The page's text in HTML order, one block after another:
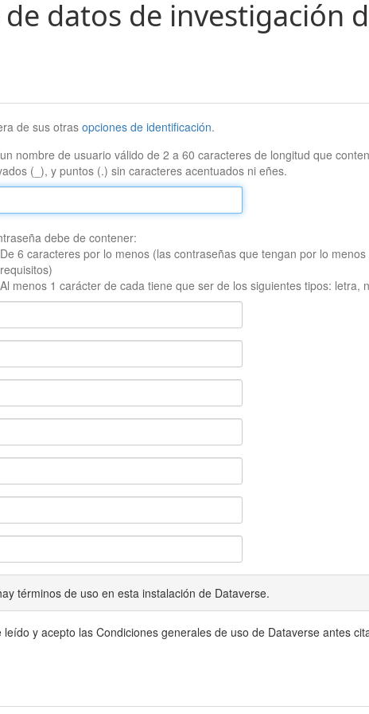
datos de investigación
de sus otrasopciones de identificación.
nombre de usuario válido de 2 a 60 caracteres de longitud que
(_), y puntos (.) sin caracteres acentuados ni eñes.
debe de contener:
De 6 caracteres por lo menos (las contraseñas que tengan por lo
requisitos)
Al menos 1 carácter de cada tiene que ser de los siguientes tipos: letra,
términos de uso en esta instalación de Dataverse.
leído y acepto las Condiciones generales de uso de Dataverse antes